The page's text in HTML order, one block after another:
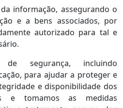
informação, assegurando o
e a bens associados, por
autorizado para tal e
de segurança, incluindo
para ajudar a proteger e
e disponibilidade dos
e tomamos as medidas